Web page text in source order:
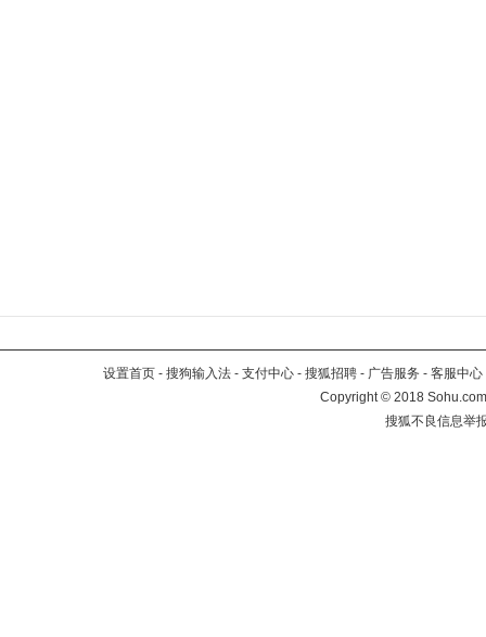
设置首页 - 搜狗输入法 - 支付中心 - 搜狐招聘 - 广告服务 - 客服中心
Copyright©2018
搜狐不良信息举